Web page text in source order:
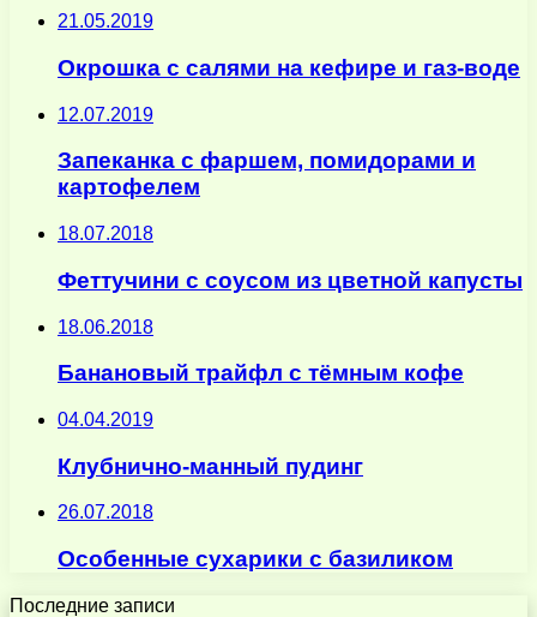
21.05.2019
Окрошка с салями на кефире и газ-воде
12.07.2019
Запеканка с фаршем, помидорами и
картофелем
18.07.2018
Феттучини с соусом из цветной капусты
18.06.2018
Банановый трайфл с тёмным кофе
04.04.2019
Клубнично-манный пудинг
26.07.2018
Особенные сухарики с базиликом
Последние записи